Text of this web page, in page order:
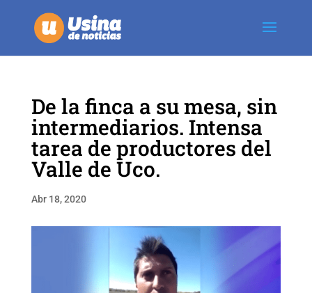
De la finca a su mesa, sin
intermediarios. Intensa
tarea de productores del
Valle de Uco.
Abr 18, 2020